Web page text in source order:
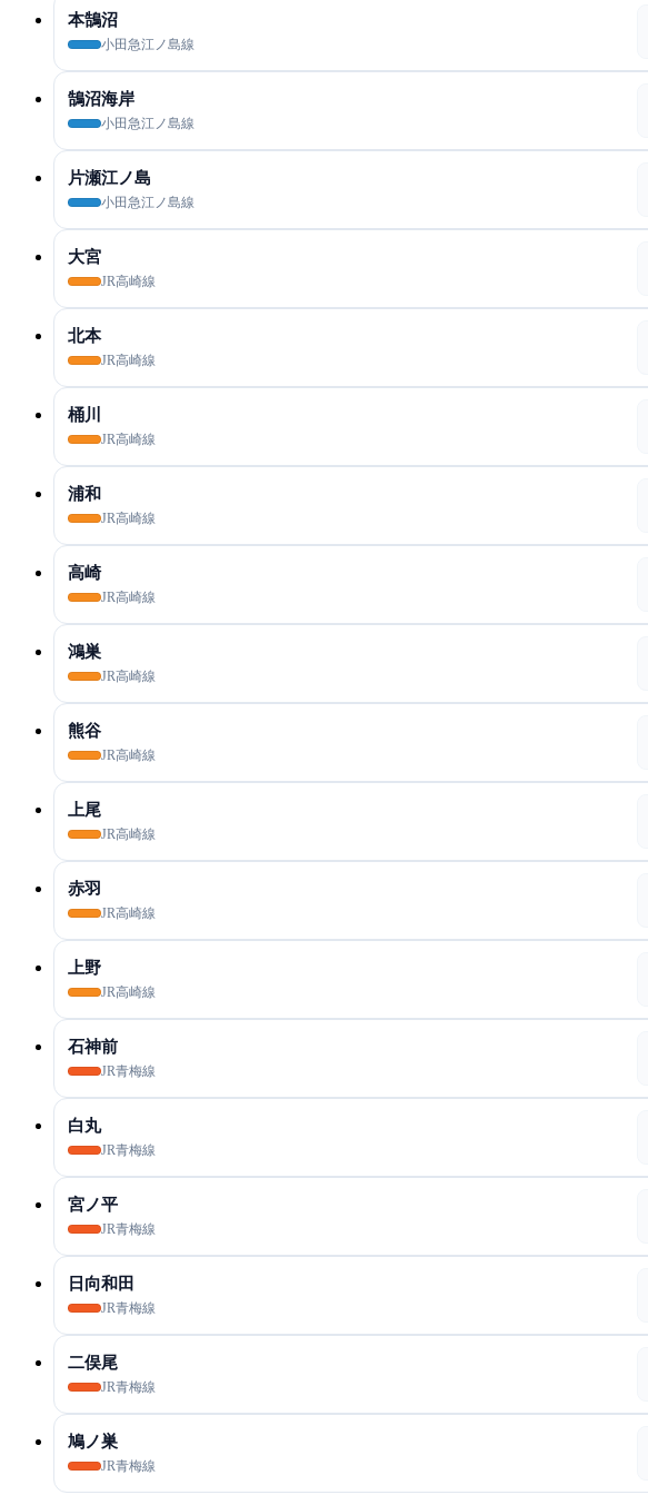
本鵠沼
小田急江ノ島線
鵠沼海岸
小田急江ノ島線
片瀬江ノ島
小田急江ノ島線
大宮
JR高崎線
北本
JR高崎線
桶川
JR高崎線
浦和
JR高崎線
高崎
JR高崎線
鴻巣
JR高崎線
熊谷
JR高崎線
上尾
JR高崎線
赤羽
JR高崎線
上野
JR高崎線
石神前
JR青梅線
白丸
JR青梅線
宮ノ平
JR青梅線
日向和田
JR青梅線
二俣尾
JR青梅線
鳩ノ巣
JR青梅線